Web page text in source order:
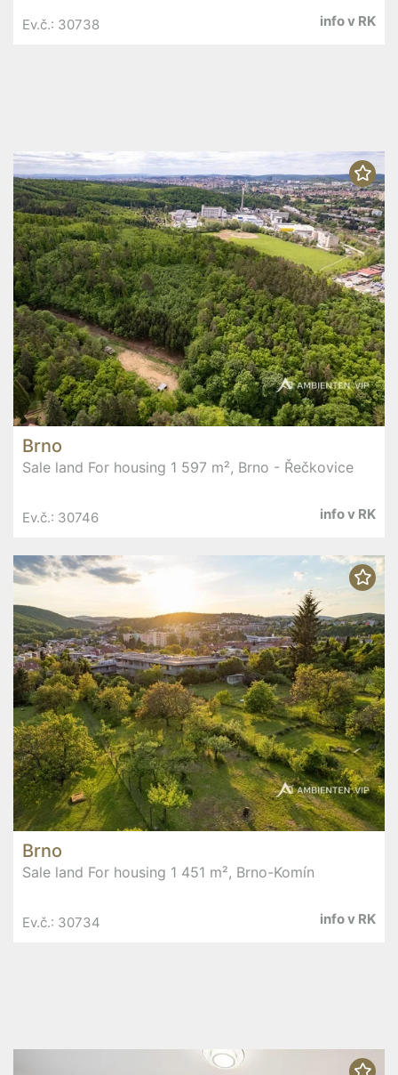
Ev.č.: 30738 info v RK
Brno
Sale land For housing 1 597 m², Brno - Řečkovice
Ev.č.: 30746 info v RK
Brno
Sale land For housing 1 451 m², Brno-Komín
Ev.č.: 30734 info v RK